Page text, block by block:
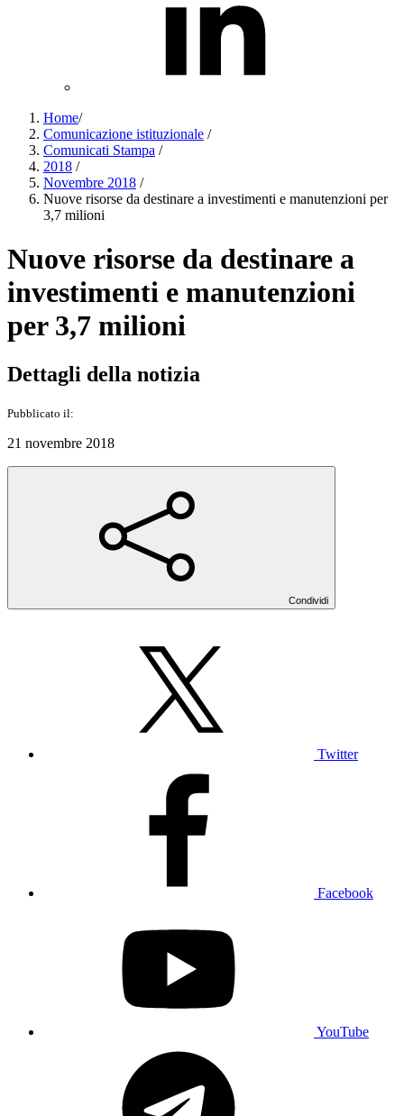
Home/
Comunicazione istituzionale /
Comunicati Stampa /
2018 /
Novembre 2018 /
Nuove risorse da destinare a investimenti e manutenzioni per
3,7 milioni
Nuove risorse da destinare a
investimenti e manutenzioni
per 3,7 milioni
Dettagli della notizia
Pubblicato il:
21 novembre 2018
Condividi
Twitter
Facebook
YouTube